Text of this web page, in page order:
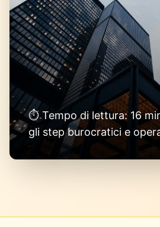
⏱️ Tempo di lettura: 16
gli step burocratici e